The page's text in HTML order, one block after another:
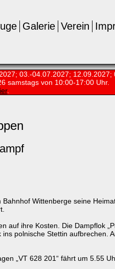
Verein
Galerie
03.-04.07.2027; 12.09.2027;
samstags von 10:00-17:00 Uhr.
.
Wittenberge seine
auf ihre Kosten. Die Dampflok
polnische Stettin aufbrechen.
„VT 628 201“ fährt um 5.55